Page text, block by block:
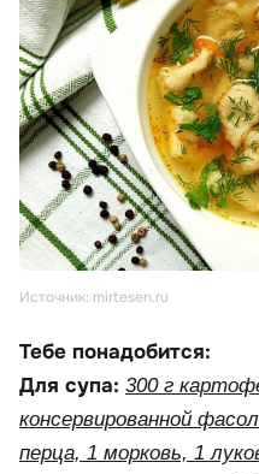
Источник: mirtesen.ru
Тебе понадобится:
Для супа: 300 г
консервированной
перца, 1 морковь, 1